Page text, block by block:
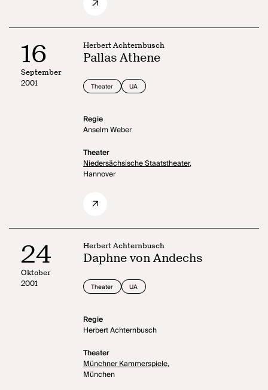
16
September
2001
Herbert Achternbusch
Pallas Athene
Theater UA
Regie
Anselm Weber
Theater
Niedersächsische Staatstheater,
Hannover
24
Oktober
2001
Herbert Achternbusch
Daphne von Andechs
Theater UA
Regie
Herbert Achternbusch
Theater
Münchner Kammerspiele,
München